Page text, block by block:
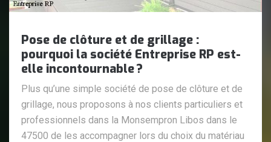
Pose de clôture et de grillage :
pourquoi la société Entreprise RP est-
elle incontournable ?
Plus qu’une simple société de pose de clôture et de
grillage, nous proposons à nos clients particuliers et
professionnels dans la Monsempron Libos dans le
47500 de les accompagner lors du choix du matériau